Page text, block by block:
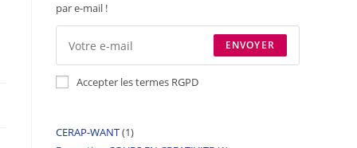
par e-mail !
ENVOYER
Accepter les termes RGPD
CERAP-WANT 1